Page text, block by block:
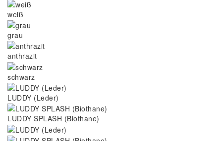
weiß
grau
anthrazit
schwarz
LUDDY (Leder)
LUDDY SPLASH (Biothane)